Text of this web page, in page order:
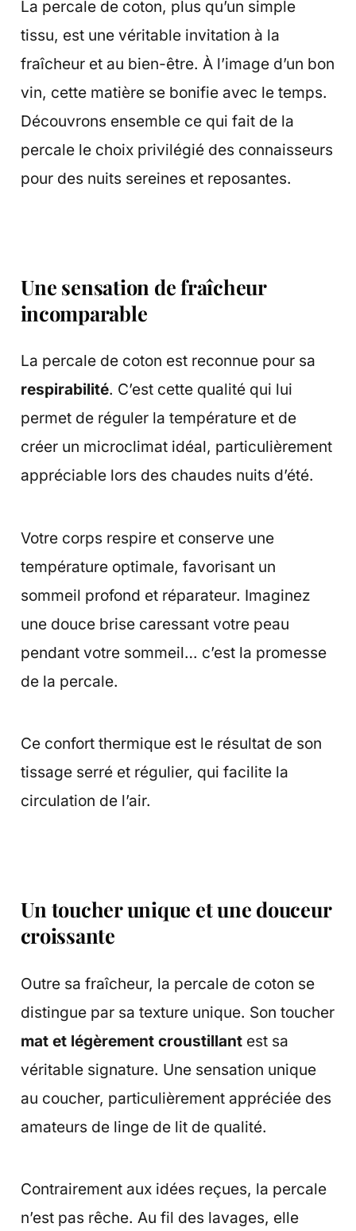
La percale de coton, plus qu’un simple
tissu, est une véritable invitation à la
fraîcheur et au bien-être. À l’image d’un bon
vin, cette matière se bonifie avec le temps.
Découvrons ensemble ce qui fait de la
percale le choix privilégié des connaisseurs
pour des nuits sereines et reposantes.
Une sensation de fraîcheur
incomparable
La percale de coton est reconnue pour sa
respirabilité. C’est cette qualité qui lui
permet de réguler la température et de
créer un microclimat idéal, particulièrement
appréciable lors des chaudes nuits d’été.
Votre corps respire et conserve une
température optimale, favorisant un
sommeil profond et réparateur. Imaginez
une douce brise caressant votre peau
pendant votre sommeil… c’est la promesse
de la percale.
Ce confort thermique est le résultat de son
tissage serré et régulier, qui facilite la
circulation de l’air.
Un toucher unique et une douceur
croissante
Outre sa fraîcheur, la percale de coton se
distingue par sa texture unique. Son toucher
mat et légèrement croustillantest sa
véritable signature. Une sensation unique
au coucher, particulièrement appréciée des
amateurs de linge de lit de qualité.
Contrairement aux idées reçues, la percale
n’est pas rêche. Au fil des lavages, elle